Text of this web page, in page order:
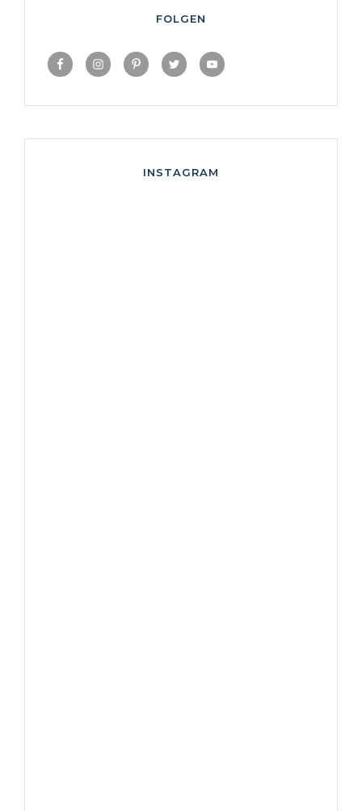
FOLGEN
INSTAGRAM